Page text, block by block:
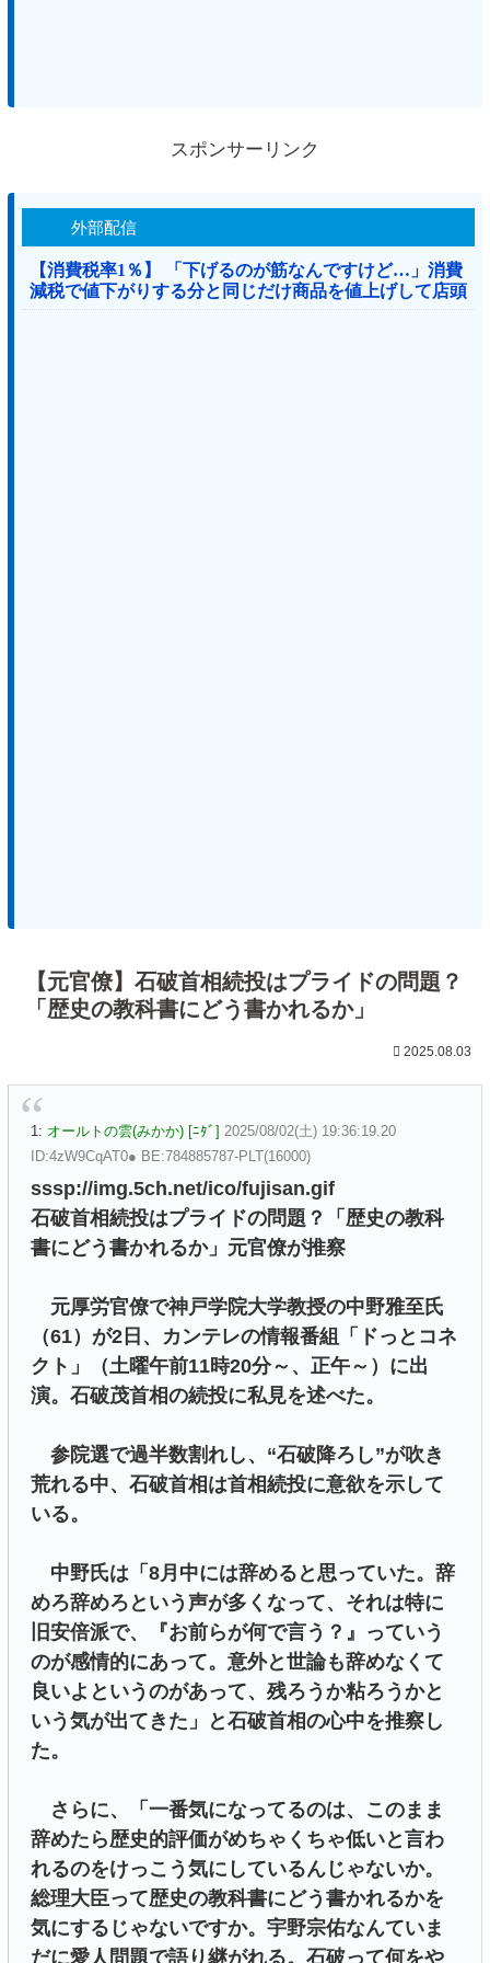
スポンサーリンク
外部配信
【消費税率1％】 「下げるのが筋なんですけど…」消費
減税で値下がりする分と同じだけ商品を値上げして店頭
価格を変えない店も
【元官僚】石破首相続投はプライドの問題？
「歴史の教科書にどう書かれるか」
2025.08.03
1: オールトの雲(みかか) [ﾆﾀﾞ] 2025/08/02(土) 19:36:19.20
ID:4zW9CqAT0● BE:784885787-PLT(16000)
sssp://img.5ch.net/ico/fujisan.gif
石破首相続投はプライドの問題？「歴史の教科
書にどう書かれるか」元官僚が推察
元厚労官僚で神戸学院大学教授の中野雅至氏
（61）が2日、カンテレの情報番組「ドっとコネ
クト」（土曜午前11時20分～、正午～）に出
演。石破茂首相の続投に私見を述べた。
参院選で過半数割れし、“石破降ろし”が吹き
荒れる中、石破首相は首相続投に意欲を示して
いる。
中野氏は「8月中には辞めると思っていた。辞
めろ辞めろという声が多くなって、それは特に
旧安倍派で、『お前らが何で言う？』っていう
のが感情的にあって。意外と世論も辞めなくて
良いよというのがあって、残ろうか粘ろうかと
いう気が出てきた」と石破首相の心中を推察し
た。
さらに、「一番気になってるのは、このまま
辞めたら歴史的評価がめちゃくちゃ低いと言わ
れるのをけっこう気にしているんじゃないか。
総理大臣って歴史の教科書にどう書かれるかを
気にするじゃないですか。宇野宗佑なんていま
だに愛人問題で語り継がれる。石破って何をや